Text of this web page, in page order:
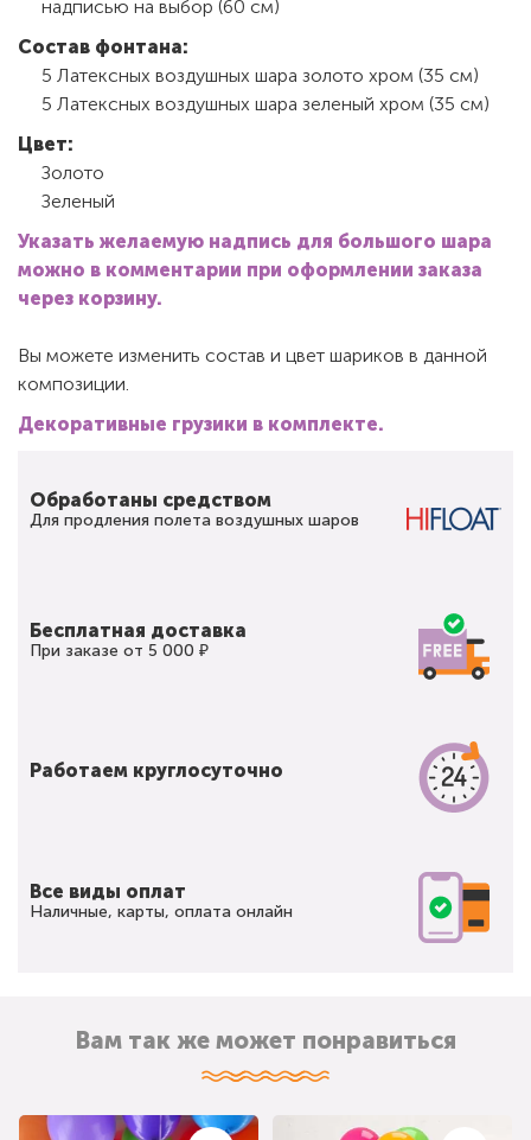
надписью на выбор (60 см)
Состав фонтана:
5 Латексных воздушных шара золото хром (35 см)
5 Латексных воздушных шара зеленый хром (35 см)
Цвет:
Золото
Зеленый
Указать желаемую надпись для большого шара
можно в комментарии при оформлении заказа
через корзину.
Вы можете изменить состав и цвет шариков в данной
композиции.
Декоративные грузики в комплекте.
Обработаны средством
Для продления полета воздушных шаров
Бесплатная доставка
При заказе от 5 000 ₽
Работаем круглосуточно
Все виды оплат
Наличные, карты, оплата онлайн
Вам так же может понравиться